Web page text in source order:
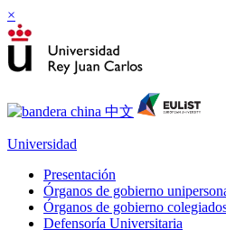
×
Universidad
Presentación
Órganos de gobierno
Órganos de gobierno
Defensoría Universitaria